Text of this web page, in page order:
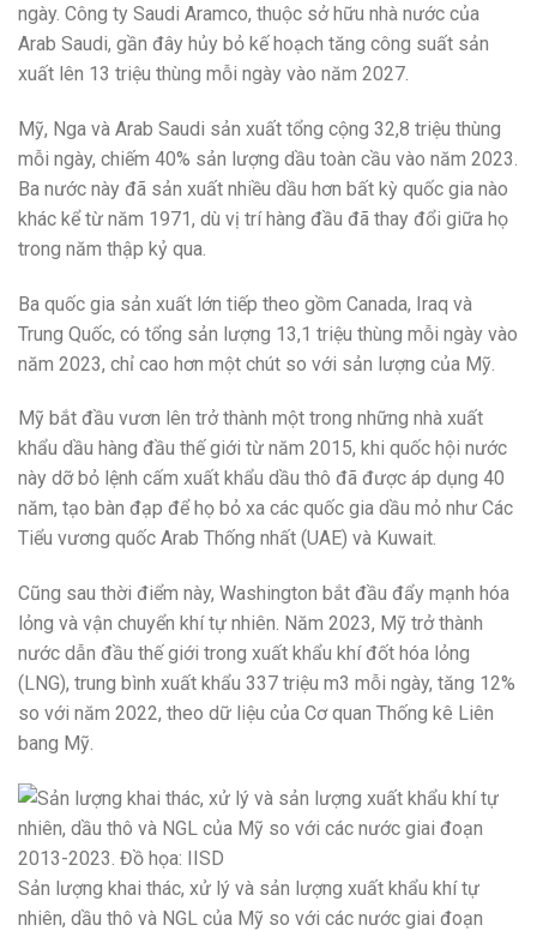
ngày. Công ty Saudi Aramco, thuộc sở hữu nhà nước của
Arab Saudi, gần đây hủy bỏ kế hoạch tăng công suất sản
xuất lên 13 triệu thùng mỗi ngày vào năm 2027.
Mỹ, Nga và Arab Saudi sản xuất tổng cộng 32,8 triệu thùng
mỗi ngày, chiếm 40% sản lượng dầu toàn cầu vào năm 2023.
Ba nước này đã sản xuất nhiều dầu hơn bất kỳ quốc gia nào
khác kể từ năm 1971, dù vị trí hàng đầu đã thay đổi giữa họ
trong năm thập kỷ qua.
Ba quốc gia sản xuất lớn tiếp theo gồm Canada, Iraq và
Trung Quốc, có tổng sản lượng 13,1 triệu thùng mỗi ngày vào
năm 2023, chỉ cao hơn một chút so với sản lượng của Mỹ.
Mỹ bắt đầu vươn lên trở thành một trong những nhà xuất
khẩu dầu hàng đầu thế giới từ năm 2015, khi quốc hội nước
này dỡ bỏ lệnh cấm xuất khẩu dầu thô đã được áp dụng 40
năm, tạo bàn đạp để họ bỏ xa các quốc gia dầu mỏ như Các
Tiểu vương quốc Arab Thống nhất (UAE) và Kuwait.
Cũng sau thời điểm này, Washington bắt đầu đẩy mạnh hóa
lỏng và vận chuyển khí tự nhiên. Năm 2023, Mỹ trở thành
nước dẫn đầu thế giới trong xuất khẩu khí đốt hóa lỏng
(LNG), trung bình xuất khẩu 337 triệu m3 mỗi ngày, tăng 12%
so với năm 2022, theo dữ liệu của Cơ quan Thống kê Liên
bang Mỹ.
Sản lượng khai thác, xử lý và sản lượng xuất khẩu khí tự
nhiên, dầu thô và NGL của Mỹ so với các nước giai đoạn